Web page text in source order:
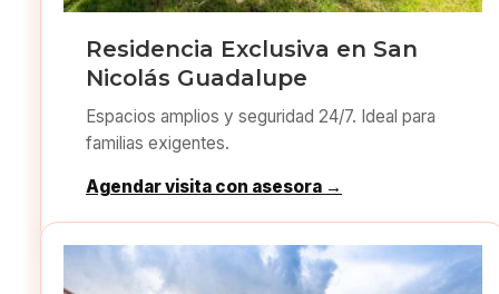
Residencia Exclusiva en San
Nicolás Guadalupe
Espacios amplios y seguridad 24/7. Ideal para
familias exigentes.
Agendar visita con asesora →